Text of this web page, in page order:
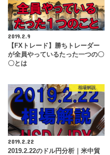
2019.2.9
【FXトレード】勝ちトレーダー
が全員やっているたった一つの〇
〇とは
相場解説
2019.2.22
2019.2.22のドル円分析｜米中貿